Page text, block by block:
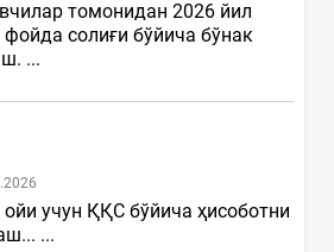
томонидан 2026 йил
солиғи бўйича бўнак
...
ойи учун ҚҚС бўйича ҳисоботни
...